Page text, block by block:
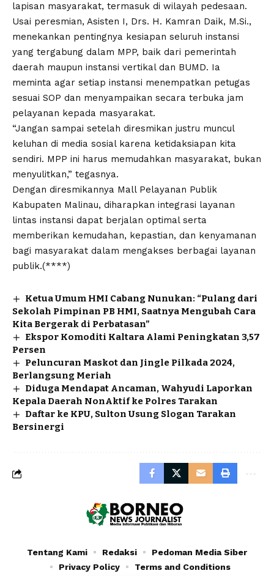
lapisan masyarakat, termasuk di wilayah pedesaan.
Usai peresmian, Asisten I, Drs. H. Kamran Daik, M.Si.,
menekankan pentingnya kesiapan seluruh instansi
yang tergabung dalam MPP, baik dari pemerintah
daerah maupun instansi vertikal dan BUMD. Ia
meminta agar setiap instansi menempatkan petugas
sesuai SOP dan menyampaikan secara terbuka jam
pelayanan kepada masyarakat.
“Jangan sampai setelah diresmikan justru muncul
keluhan di media sosial karena ketidaksiapan kita
sendiri. MPP ini harus memudahkan masyarakat, bukan
menyulitkan,” tegasnya.
Dengan diresmikannya Mall Pelayanan Publik
Kabupaten Malinau, diharapkan integrasi layanan
lintas instansi dapat berjalan optimal serta
memberikan kemudahan, kepastian, dan kenyamanan
bagi masyarakat dalam mengakses berbagai layanan
publik.(****)
Ketua Umum HMI Cabang Nunukan: “Pulang dari
Sekolah Pimpinan PB HMI, Saatnya Mengubah Cara
Kita Bergerak di Perbatasan”
Ekspor Komoditi Kaltara Alami Peningkatan 3,57
Persen
Peluncuran Maskot dan Jingle Pilkada 2024,
Berlangsung Meriah
Diduga Mendapat Ancaman, Wahyudi Laporkan
Kepala Daerah NonAktif ke Polres Tarakan
Daftar ke KPU, Sulton Usung Slogan Tarakan
Bersinergi
Tentang Kami Redaksi
Pedoman Media Siber
Privacy Policy
Terms and Conditions